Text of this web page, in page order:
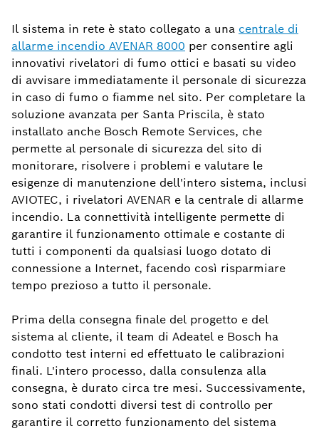
Il sistema in rete è stato collegato a una centrale di
allarme incendio AVENAR 8000 per consentire agli
innovativi rivelatori di fumo ottici e basati su video
di avvisare immediatamente il personale di sicurezza
in caso di fumo o fiamme nel sito. Per completare la
soluzione avanzata per Santa Priscila, è stato
installato anche Bosch Remote Services, che
permette al personale di sicurezza del sito di
monitorare, risolvere i problemi e valutare le
esigenze di manutenzione dell'intero sistema, inclusi
AVIOTEC, i rivelatori AVENAR e la centrale di allarme
incendio. La connettività intelligente permette di
garantire il funzionamento ottimale e costante di
tutti i componenti da qualsiasi luogo dotato di
connessione a Internet, facendo così risparmiare
tempo prezioso a tutto il personale.
Prima della consegna finale del progetto e del
sistema al cliente, il team di Adeatel e Bosch ha
condotto test interni ed effettuato le calibrazioni
finali. L'intero processo, dalla consulenza alla
consegna, è durato circa tre mesi. Successivamente,
sono stati condotti diversi test di controllo per
garantire il corretto funzionamento del sistema